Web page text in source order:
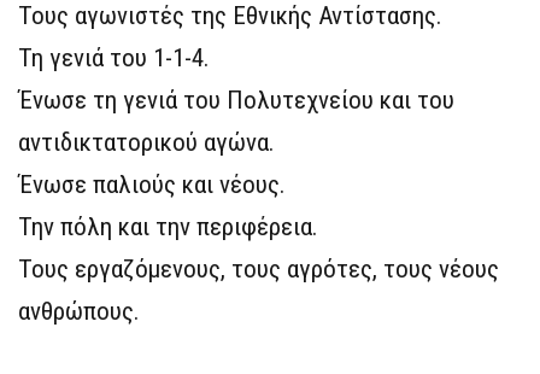
Τους αγωνιστές της Εθνικής Αντίστασης.
Τη γενιά του 1-1-4.
Ένωσε τη γενιά του Πολυτεχνείου και του
αντιδικτατορικού αγώνα.
Ένωσε παλιούς και νέους.
Την πόλη και την περιφέρεια.
Τους εργαζόμενους, τους αγρότες, τους νέους
ανθρώπους.